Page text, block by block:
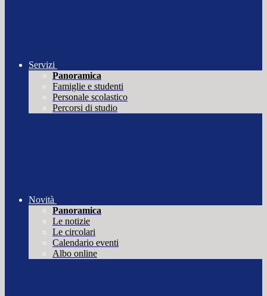
Servizi
Panoramica
Famiglie e studenti
Personale scolastico
Percorsi di studio
Novità
Panoramica
Le notizie
Le circolari
Calendario eventi
Albo online